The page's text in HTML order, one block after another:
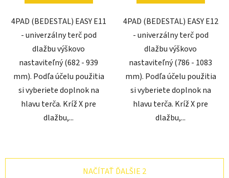
4PAD (BEDESTAL) EASY E11
- univerzálny terč pod
dlažbu výškovo
nastaviteľný (682 - 939
mm). Podľa účelu použitia
si vyberiete doplnok na
hlavu terča. Kríž X pre
dlažbu,...
4PAD (BEDESTAL) EASY E12
- univerzálny terč pod
dlažbu výškovo
nastaviteľný (786 - 1083
mm). Podľa účelu použitia
si vyberiete doplnok na
hlavu terča. Kríž X pre
dlažbu,...
NAČÍTAŤ ĎALŠIE 2